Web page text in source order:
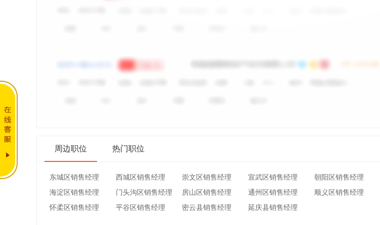
周边职位 热门职位
东城区销售经理 西城区销售经理 崇文区销售经理 宣武区销售经理 朝阳区销售经理
海淀区销售经理
门头沟区销售经理 房山区销售经理 通州区销售经理 顺义区销售经理
怀柔区销售经理
平谷区销售经理 密云县销售经理 延庆县销售经理